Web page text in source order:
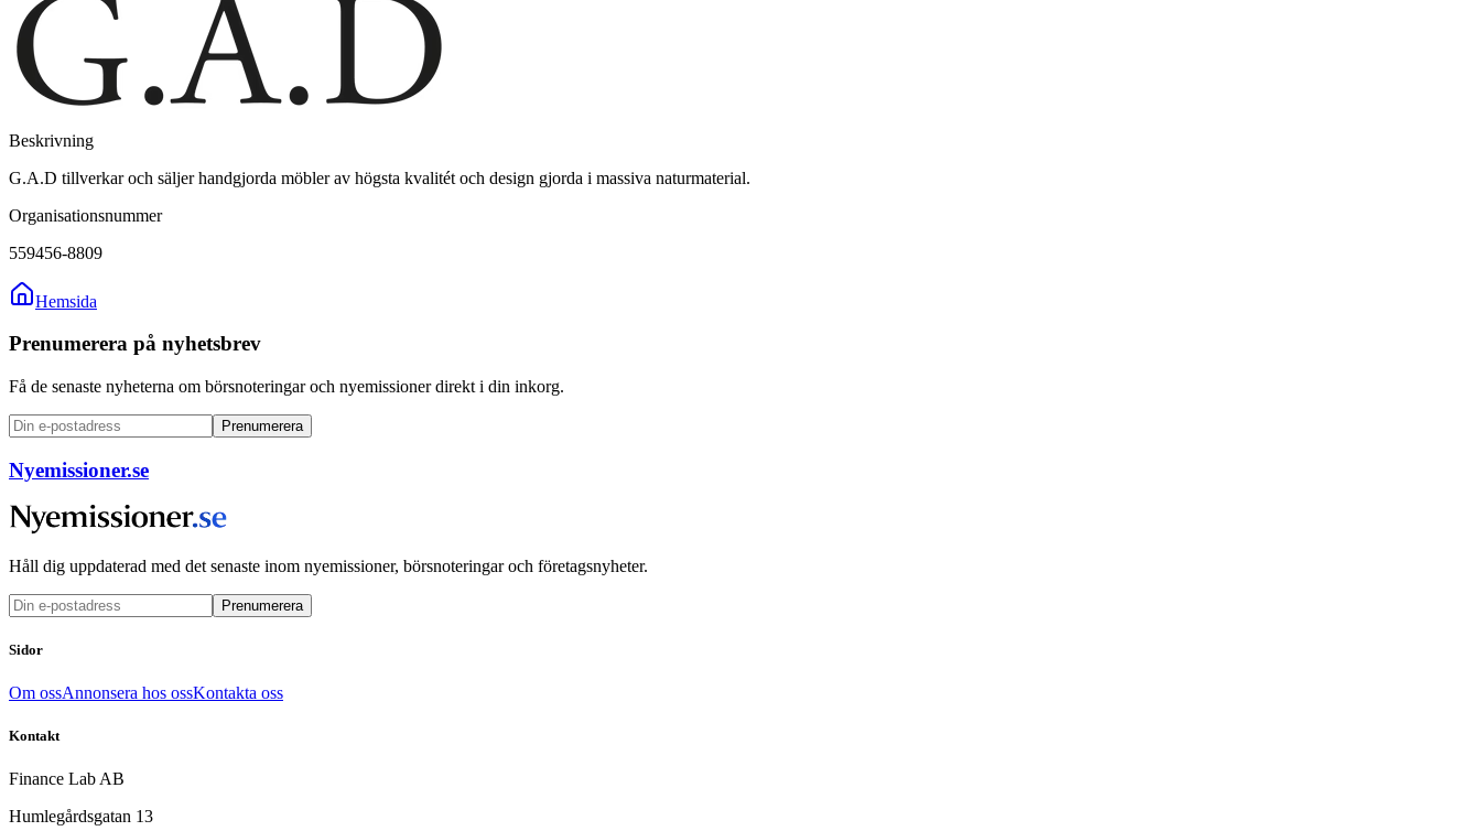
Beskrivning
G.A.D tillverkar och säljer handgjorda möbler av högsta kvalitét och design gjorda i massiva naturmaterial.
Organisationsnummer
559456-8809
Hemsida
Prenumerera på nyhetsbrev
Få de senaste nyheterna om börsnoteringar och nyemissioner direkt i din inkorg.
Prenumerera
Nyemissioner.se
Håll dig uppdaterad med det senaste inom nyemissioner, börsnoteringar och företagsnyheter.
Prenumerera
Sidor
Om ossAnnonsera hos ossKontakta oss
Kontakt
Finance Lab AB
Humlegårdsgatan 13